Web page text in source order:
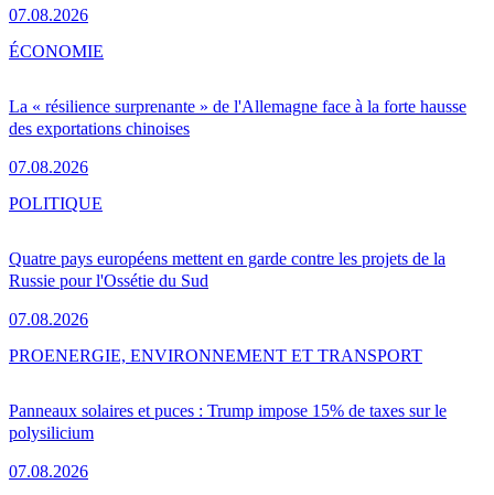
07.08.2026
La « résilience surprenante » de l'Allemagne face à la forte hausse
des exportations chinoises
07.08.2026
ÉCONOMIE
Quatre pays européens mettent en garde contre les projets de la
Russie pour l'Ossétie du Sud
07.08.2026
POLITIQUE
Panneaux solaires et puces : Trump impose 15% de taxes sur le
polysilicium
07.08.2026
PROENERGIE, ENVIRONNEMENT ET TRANSPORT